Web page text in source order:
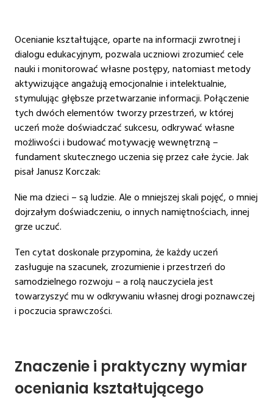
Ocenianie kształtujące, oparte na informacji zwrotnej i
dialogu edukacyjnym, pozwala uczniowi zrozumieć cele
nauki i monitorować własne postępy, natomiast metody
aktywizujące angażują emocjonalnie i intelektualnie,
stymulując głębsze przetwarzanie informacji. Połączenie
tych dwóch elementów tworzy przestrzeń, w której
uczeń może doświadczać sukcesu, odkrywać własne
możliwości i budować motywację wewnętrzną –
fundament skutecznego uczenia się przez całe życie. Jak
pisał Janusz Korczak:
Nie ma dzieci – są ludzie. Ale o mniejszej skali pojęć, o mniej
dojrzałym doświadczeniu, o innych namiętnościach, innej
grze uczuć.
Ten cytat doskonale przypomina, że każdy uczeń
zasługuje na szacunek, zrozumienie i przestrzeń do
samodzielnego rozwoju – a rolą nauczyciela jest
towarzyszyć mu w odkrywaniu własnej drogi poznawczej
i poczucia sprawczości.
Znaczenie i praktyczny wymiar
oceniania kształtującego